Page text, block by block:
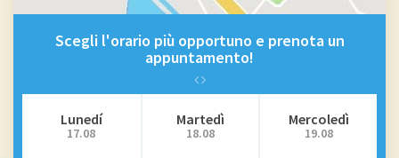
Scegli l'orario più opportuno e prenota un
appuntamento!
Lunedí
17.08
Martedì
18.08
Mercoledì
19.08